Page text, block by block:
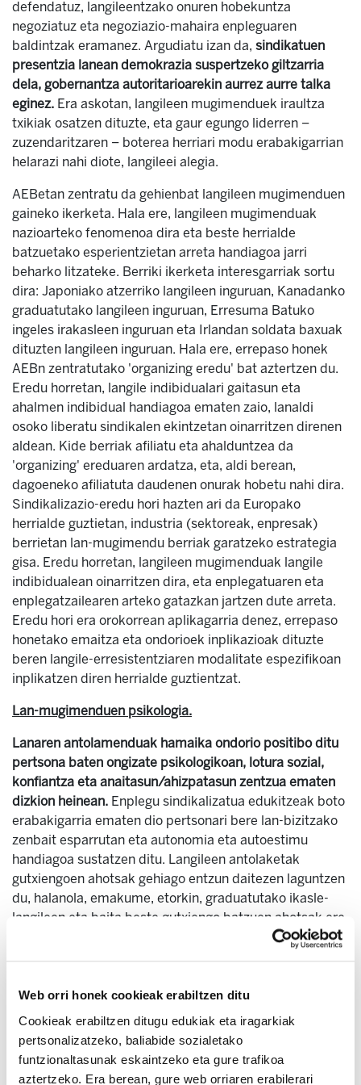
Web orri honek cookieak erabiltzen ditu
Cookieak erabiltzen ditugu edukiak eta iragarkiak
pertsonalizatzeko, baliabide sozialetako
funtzionaltasunak eskaintzeko eta gure trafikoa
aztertzeko. Era berean, gure web orriaren erabilerari
defendatuz, langileentzako onuren hobekuntza
negoziatuz eta negoziazio-mahaira enpleguaren
baldintzak eramanez. Argudiatu izan da, sindikatuen
presentzia lanean demokrazia suspertzeko giltzarria
dela, gobernantza autoritarioarekin aurrez aurre talka
eginez. Era askotan, langileen mugimenduek iraultza
txikiak osatzen dituzte, eta gaur egungo liderren –
zuzendaritzaren – boterea herriari modu erabakigarrian
helarazi nahi diote, langileei alegia.
AEBetan zentratu da gehienbat langileen mugimenduen
gaineko ikerketa. Hala ere, langileen mugimenduak
nazioarteko fenomenoa dira eta beste herrialde
batzuetako esperientzietan arreta handiagoa jarri
beharko litzateke. Berriki ikerketa interesgarriak sortu
dira: Japoniako atzerriko langileen inguruan, Kanadanko
graduatutako langileen inguruan, Erresuma Batuko
ingeles irakasleen inguruan eta Irlandan soldata baxuak
dituzten langileen inguruan. Hala ere, errepaso honek
AEBn zentratutako 'organizing eredu' bat aztertzen du.
Eredu horretan, langile indibidualari gaitasun eta
ahalmen indibidual handiagoa ematen zaio, lanaldi
osoko liberatu sindikalen ekintzetan oinarritzen direnen
aldean. Kide berriak afiliatu eta ahalduntzea da
'organizing' ereduaren ardatza, eta, aldi berean,
dagoeneko afiliatuta daudenen onurak hobetu nahi dira.
Sindikalizazio-eredu hori hazten ari da Europako
herrialde guztietan, industria (sektoreak, enpresak)
berrietan lan-mugimendu berriak garatzeko estrategia
gisa. Eredu horretan, langileen mugimenduak langile
indibidualean oinarritzen dira, eta enplegatuaren eta
enplegatzailearen arteko gatazkan jartzen dute arreta.
Eredu hori era orokorrean aplikagarria denez, errepaso
honetako emaitza eta ondorioek inplikazioak dituzte
beren langile-erresistentziaren modalitate espezifikoan
inplikatzen diren herrialde guztientzat.
Lan-mugimenduen psikologia.
Lanaren antolamenduak hamaika ondorio positibo ditu
pertsona baten ongizate psikologikoan, lotura sozial,
konfiantza eta anaitasun/ahizpatasun zentzua ematen
dizkion heinean. Enplegu sindikalizatua edukitzeak boto
erabakigarria ematen dio pertsonari bere lan-bizitzako
zenbait esparrutan eta autonomia eta autoestimu
handiagoa sustatzen ditu. Langileen antolaketak
gutxiengoen ahotsak gehiago entzun daitezen laguntzen
du, halanola, emakume, etorkin, graduatutako ikasle-
langileen eta baita beste gutxiengo batzuen ahotsak ere.
Sindikalismoaren onura psikologikoek talka egiten dute
orokorrarekin. Mugimendu sindikaletan arrazismoaren
ikerketa psikologiko sindikalaren errepasoak erakutsi
digu, 27 artikuluk baino ez zituztela jasotzen
"sindikatua" eta "arraza" terminoak. Ahots batzuek